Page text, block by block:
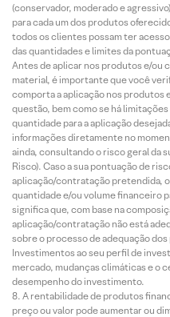
(conservador, moderado e
para cada um dos produtos
todos os clientes possam ter
das quantidades e limites da
Antes de aplicar nos produtos e/
material, é importante que você
comporta a aplicação nos produtos
questão, bem como se há
quantidade para a aplicação
informações diretamente no
ainda, consultando o risco geral da
Risco). Caso a sua pontuação de
aplicação/contratação pretendida,
quantidade e/ou volume financeiro
significa que, com base na
aplicação/contratação não está
sobre o processo de adequação
Investimentos ao seu perfil de
mercado, mudanças climáticas e o
desempenho do investimento.
A rentabilidade de produtos
preço ou valor pode aumentar ou